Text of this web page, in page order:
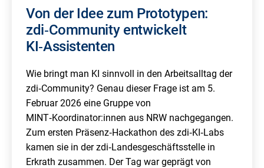
Von der Idee zum Prototypen:
zdi‑Community entwickelt
KI‑Assistenten
Wie bringt man KI sinnvoll in den Arbeitsalltag der
zdi‑Community? Genau dieser Frage ist am 5.
Februar 2026 eine Gruppe von
MINT‑Koordinator:innen aus NRW nachgegangen.
Zum ersten Präsenz‑Hackathon des zdi‑KI‑Labs
kamen sie in der zdi‑Landesgeschäftsstelle in
Erkrath zusammen. Der Tag war geprägt von